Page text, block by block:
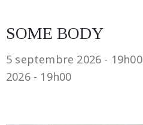
SOME BODY
5 septembre 2026 - 19h00
2026 - 19h00